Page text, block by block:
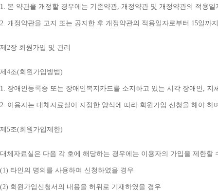
1. 본 약관을 개정할 경우에는 기존약관, 개정약관 및 개정약관의 적용
2. 개정약관을 고지 또는 공지한 후 개정약관의 적용일자로부터 15일까
제 2장 회원가입 및 관리
제 4조(회원가입방법)
1. 장애인등록증 또는 장애인복지카드를 소지하고 있는 시각 장애인 , 지
2. 이용자는 대체자료실이 지정한 양식에 따라 회원가입 신청을 해야 하
제 5조(회원가입제한)
대체자료실은 다음 각 호에 해당하는 경우에는 이용자의 가입을 제한할
(1) 타인의 명의를 사용하여 신청하였을 경우
(2) 회원가입신청서의 내용을 허위로 기재하였을 경우